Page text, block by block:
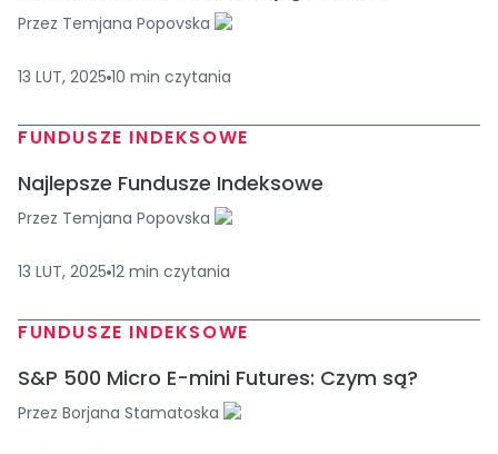
Przez Temjana Popovska
13 LUT, 2025 10 min czytania
FUNDUSZE INDEKSOWE
Najlepsze Fundusze Indeksowe
Przez Temjana Popovska
13 LUT, 2025 12 min czytania
FUNDUSZE INDEKSOWE
S&P 500 Micro E-mini Futures: Czym są?
Przez Borjana Stamatoska